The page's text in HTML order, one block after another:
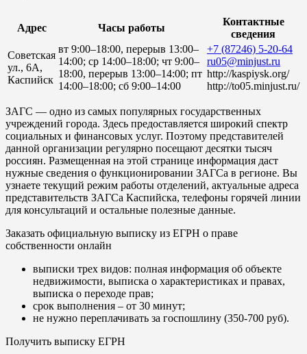
Адрес Часы работы
Контактные
сведения
Советская
ул., 6А,
Каспийск
вт 9:00–18:00, перерыв 13:00–
14:00; ср 14:00–18:00; чт 9:00–
18:00, перерыв 13:00–14:00; пт
14:00–18:00; сб 9:00–14:00
+7 (87246) 5-20-64
ru05@minjust.ru
http://kaspiysk.org/
http://to05.minjust.ru/
ЗАГС — одно из самых популярных государственных
учреждений города. Здесь предоставляется широкий спектр
социальных и финансовых услуг. Поэтому представителей
данной организации регулярно посещают десятки тысяч
россиян. Размещенная на этой странице информация даст
нужные сведения о функционировании ЗАГСа в регионе. Вы
узнаете текущий режим работы отделений, актуальные адреса
представительств ЗАГСа Каспийска, телефоны горячей линии
для консультаций и остальные полезные данные.
Заказать официальную выписку из ЕГРН о праве
собственности онлайн
выписки трех видов: полная информация об объекте
недвижимости, выписка о характеристиках и правах,
выписка о переходе прав;
срок выполнения – от 30 минут;
не нужно переплачивать за госпошлину (350-700 руб).
Получить выписку ЕГРН